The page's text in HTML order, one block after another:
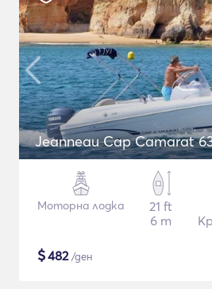
Jeanneau Cap Camarat
Моторна лодка
21 ft
6 m
$482/ден